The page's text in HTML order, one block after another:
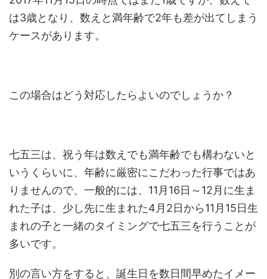
は3歳となり、数えと満年齢で2年も差が出てしまう
ケースがあります。
この場合はどう対応したらよいのでしょうか？
七五三は、祝う年は数えでも満年齢でも構わないと
いうくらいに、年齢に厳密にこだわった行事ではあ
りませんので、一般的には、11月16日～12月に生ま
れた子は、少し先に生まれた4月2日から11月15日生
まれの子と一緒のタイミングで七五三を行うことが
多いです。
別の言い方をすると、誕生日を数日間早めたイメー